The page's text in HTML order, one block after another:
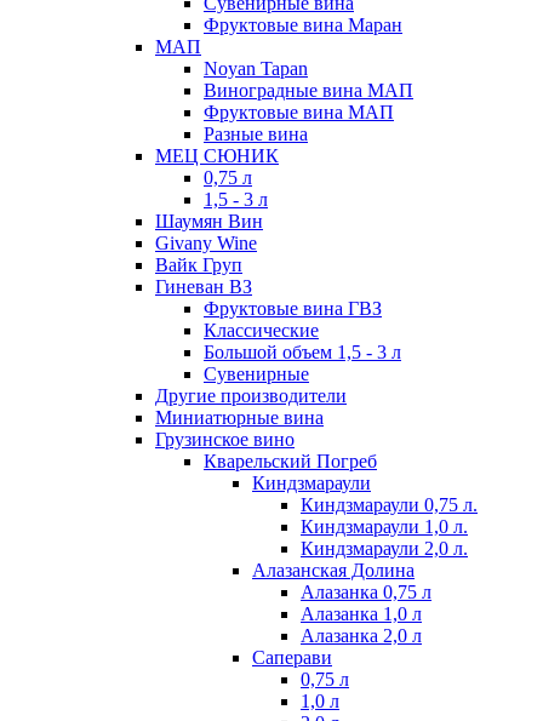
Фруктовые вина Маран
МАП
Noyan Tapan
Виноградные вина МАП
Фруктовые вина МАП
Разные вина
МЕЦ СЮНИК
0,75 л
1,5 - 3 л
Шаумян Вин
Givany Wine
Вайк Груп
Гиневан ВЗ
Фруктовые вина ГВЗ
Классические
Большой объем 1,5 - 3 л
Сувенирные
Другие производители
Миниатюрные вина
Грузинское вино
Кварельский Погреб
Киндзмараули
Киндзмараули 0,75 л.
Киндзмараули 1,0 л.
Киндзмараули 2,0 л.
Алазанская Долина
Алазанка 0,75 л
Алазанка 1,0 л
Алазанка 2,0 л
Саперави
0,75 л
1,0 л